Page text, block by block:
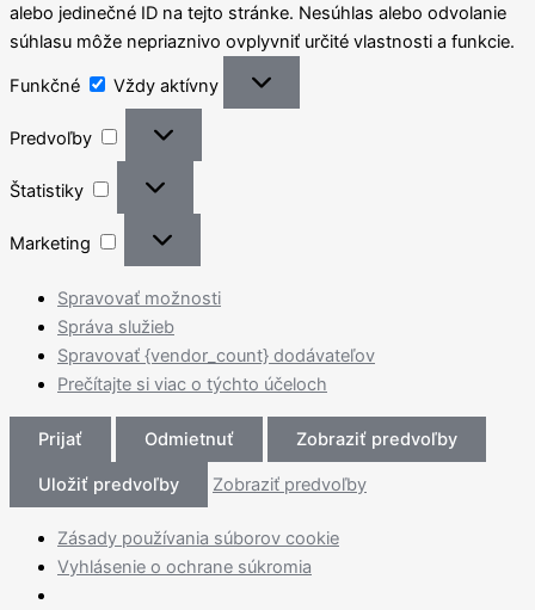
alebo jedinečné ID na tejto stránke. Nesúhlas alebo odvolanie
súhlasu môže nepriaznivo ovplyvniť určité vlastnosti a funkcie.
Funkčné Vždy aktívny
Predvoľby
Štatistiky
Marketing
Spravovať možnosti
Správa služieb
Spravovať {vendor_count} dodávateľov
Prečítajte si viac o týchto účeloch
Prijať Odmietnuť Zobraziť predvoľby
Uložiť predvoľby Zobraziť predvoľby
Zásady používania súborov cookie
Vyhlásenie o ochrane súkromia